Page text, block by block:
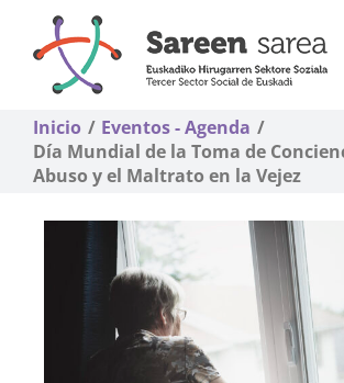
contenido
Inicio
Eventos - Agenda
Día Mundial de la Toma de
Abuso y el Maltrato en la Vejez